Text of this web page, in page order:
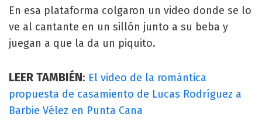
En esa plataforma colgaron un video donde se lo
ve al cantante en un sillón junto a su beba y
juegan a que la da un piquito.
LEER TAMBIÉN: El video de la romántica
propuesta de casamiento de Lucas Rodríguez a
Barbie Vélez en Punta Cana